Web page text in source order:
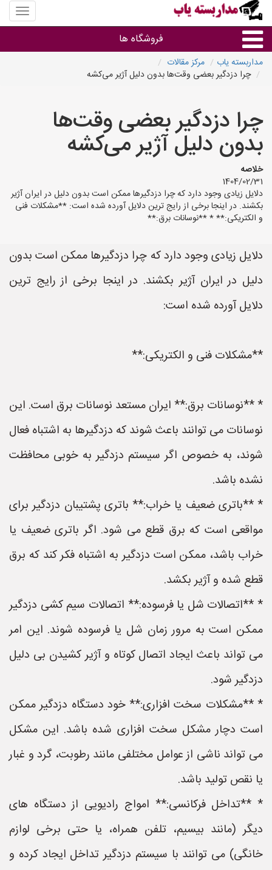
منوی
سایت
یاب
فروشگاه ها
براساس مشخصات ظاهری
براساس برند
فروشندگان دوربین مداربسته
مداربسته یاب
مرکز مقالات
چرا دزدگیر بعضی وقت‌ها بدون دلیل آژیر می‌کشه
چرا دزدگیر بعضی وقت‌ها
بدون دلیل آژیر می‌کشه
خلاصه
1404/02/31
دلایل زیادی وجود دارد که چرا دزدگیرها ممکن است بدون دلیل در ایران آژیر
بکشند. در اینجا برخی از رایج ترین دلایل آورده شده است: **مشکلات فنی
و الکتریکی:** * **نوسانات برق:**
دلایل زیادی وجود دارد که چرا دزدگیرها ممکن است بدون
دلیل در ایران آژیر بکشند. در اینجا برخی از رایج ترین
دلایل آورده شده است:
**مشکلات فنی و الکتریکی:**
* **نوسانات برق:** ایران مستعد نوسانات برق است. این
نوسانات می توانند باعث شوند که دزدگیرها به اشتباه فعال
شوند، به خصوص اگر سیستم دزدگیر به خوبی محافظت
نشده باشد.
* **باتری ضعیف یا خراب:** باتری پشتیبان دزدگیر برای
مواقعی است که برق قطع می شود. اگر باتری ضعیف یا
خراب باشد، ممکن است دزدگیر به اشتباه فکر کند که برق
قطع شده و آژیر بکشد.
* **اتصالات شل یا فرسوده:** اتصالات سیم کشی دزدگیر
ممکن است به مرور زمان شل یا فرسوده شوند. این امر
می تواند باعث ایجاد اتصال کوتاه و آژیر کشیدن بی دلیل
دزدگیر شود.
* **مشکلات سخت افزاری:** خود دستگاه دزدگیر ممکن
است دچار مشکل سخت افزاری شده باشد. این مشکل
می تواند ناشی از عوامل مختلفی مانند رطوبت، گرد و غبار
یا نقص تولید باشد.
* **تداخل فرکانسی:** امواج رادیویی از دستگاه های
دیگر (مانند بیسیم، تلفن همراه، یا حتی برخی لوازم
خانگی) می توانند با سیستم دزدگیر تداخل ایجاد کرده و